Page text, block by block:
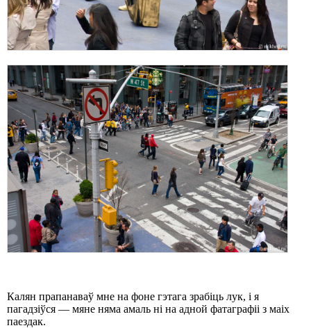
Калян прапанаваў мне на фоне гэтага зрабіць лук, і я
пагадзіўся — мяне няма амаль ні на адной фатаграфіі з маіх
паездак.